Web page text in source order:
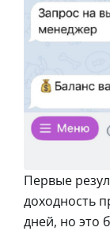
Первые
доходность
дней, но это